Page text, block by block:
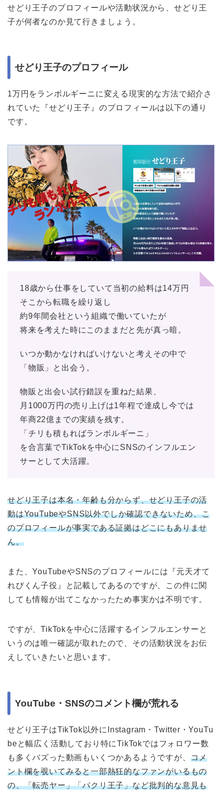
せどり王子のプロフィールや活動状況から、せどり王
子が何者なのか見て行きましょう。
せどり王子のプロフィール
1万円をランボルギーニに変える現実的な方法で紹介さ
れていた『せどり王子』のプロフィールは以下の通り
です。
18歳から仕事をしていて当初の給料は14万円
そこから転職を繰り返し
約9年間会社という組織で働いていたが
将来を考えた時にこのままだと先が真っ暗。
いつか動かなければいけないと考えその中で
「物販」と出会う。
物販と出会い試行錯誤を重ねた結果、
月1000万円の売り上げは1年程で達成し今では
年商22億までの実績を残す。
「チリも積もればランボルギーニ」
を合言葉でTikTokを中心にSNSのインフルエン
サーとして大活躍。
せどり王子は本名・年齢も分からず、せどり王子の活
動はYouTubeやSNS以外でしか確認できないため、こ
のプロフィールが事実である証拠はどこにもありませ
ん。
また、YouTubeやSNSのプロフィールには『元天才て
れびくん子役』と記載してあるのですが、この件に関
しても情報が出てこなかったため事実かは不明です。
ですが、TikTokを中心に活躍するインフルエンサーと
いうのは唯一確認が取れたので、その活動状況をお伝
えしていきたいと思います。
YouTube・SNSのコメント欄が荒れる
せどり王子はTikTok以外にInstagram・Twitter・YouTu
beと幅広く活動しており特にTikTokではフォロワー数
も多くバズった動画もいくつかあるようですが、 コメ
ント欄を覗いてみると一部熱狂的なファンがいるもの
の、「転売ヤー」「パクリ王子」など批判的な意見も